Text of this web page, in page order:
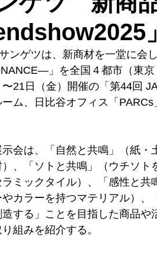
ンゲツは、新商材を一堂に会
」を全国４都市（東
〜21日（金）開催の「第44回
ーム、日比谷オフィス「
会は、「自然と共鳴」（紙・
、「ソトと共鳴」（ウチソト
ラミックタイル）、「感性と共
やカラーを持つマテリアル）
造する」ことを目指した商品
組みを紹介する。